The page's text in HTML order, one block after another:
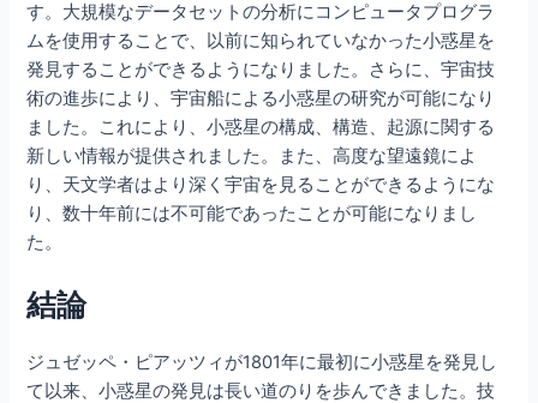
す。大規模なデータセットの分析にコンピュータプログラ
ムを使用することで、以前に知られていなかった小惑星を
発見することができるようになりました。さらに、宇宙技
術の進歩により、宇宙船による小惑星の研究が可能になり
ました。これにより、小惑星の構成、構造、起源に関する
新しい情報が提供されました。また、高度な望遠鏡によ
り、天文学者はより深く宇宙を見ることができるようにな
り、数十年前には不可能であったことが可能になりまし
た。
結論
ジュゼッペ・ピアッツィが1801年に最初に小惑星を発見し
て以来、小惑星の発見は長い道のりを歩んできました。技